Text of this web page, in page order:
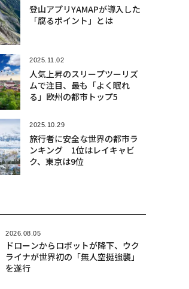
登山アプリYAMAPが導入した
「腐るポイント」とは
2025.11.02
人気上昇のスリープツーリズ
ムで注目、最も「よく眠れ
る」欧州の都市トップ5
2025.10.29
旅行者に安全な世界の都市ラ
ンキング 1位はレイキャビ
ク、東京は9位
2026.08.05
ドローンからロボットが降下、ウク
ライナが世界初の「無人空挺強襲」
を遂行